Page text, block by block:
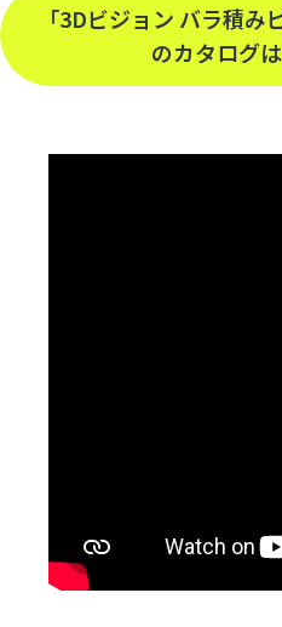
「3Dビジョン バラ積み
のカタログ